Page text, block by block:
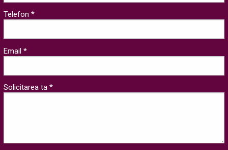
Telefon *
Email *
Solicitarea ta *